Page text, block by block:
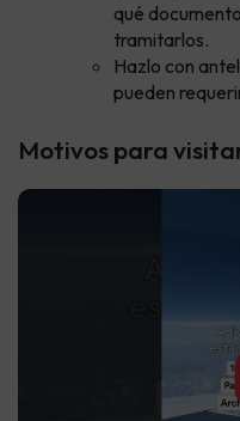
qué
tramitarlos.
Hazlo con
pueden
Motivos para